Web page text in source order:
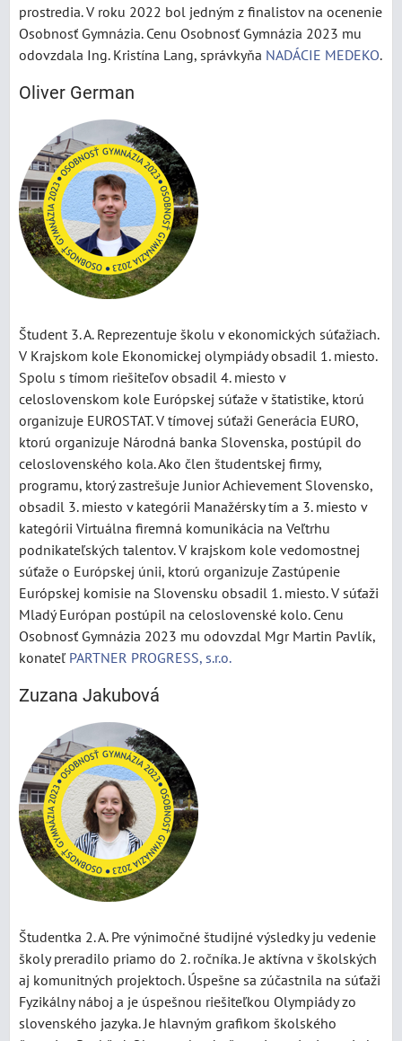
prostredia. V roku 2022 bol jedným z finalistov na ocenenie
Osobnosť Gymnázia. Cenu Osobnosť Gymnázia 2023 mu
odovzdala Ing. Kristína Lang, správkyňa NADÁCIE MEDEKO.
Oliver German
Študent 3. A. Reprezentuje školu v ekonomických súťažiach.
V Krajskom kole Ekonomickej olympiády obsadil 1. miesto.
Spolu s tímom riešiteľov obsadil 4. miesto v
celoslovenskom kole Európskej súťaže v štatistike, ktorú
organizuje EUROSTAT. V tímovej súťaži Generácia EURO,
ktorú organizuje Národná banka Slovenska, postúpil do
celoslovenského kola. Ako člen študentskej firmy,
programu, ktorý zastrešuje Junior Achievement Slovensko,
obsadil 3. miesto v kategórii Manažérsky tím a 3. miesto v
kategórii Virtuálna firemná komunikácia na Veľtrhu
podnikateľských talentov. V krajskom kole vedomostnej
súťaže o Európskej únii, ktorú organizuje Zastúpenie
Európskej komisie na Slovensku obsadil 1. miesto. V súťaži
Mladý Európan postúpil na celoslovenské kolo. Cenu
Osobnosť Gymnázia 2023 mu odovzdal Mgr Martin Pavlík,
konateľ PARTNER PROGRESS, s.r.o.
Zuzana Jakubová
Študentka 2. A. Pre výnimočné študijné výsledky ju vedenie
školy preradilo priamo do 2. ročníka. Je aktívna v školských
aj komunitných projektoch. Úspešne sa zúčastnila na súťaži
Fyzikálny náboj a je úspešnou riešiteľkou Olympiády zo
slovenského jazyka. Je hlavným grafikom školského